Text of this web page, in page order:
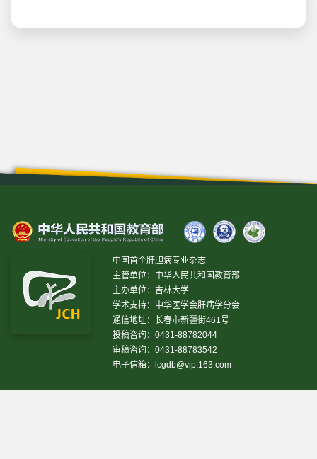
中国首个肝胆病专业杂志
主管单位：中华人民共和国教育部
主办单位：吉林大学
学术支持：中华医学会肝病学分会
通信地址：长春市新疆街461号
投稿咨询：0431-88782044
审稿咨询：0431-88783542
电子信箱：
lcgdb@vip.163.com